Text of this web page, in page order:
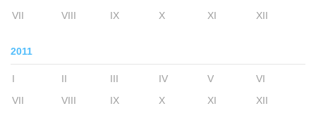
VII
VIII IX X XI XII
2011
I II III IV V
VI
VII
VIII IX X XI XII